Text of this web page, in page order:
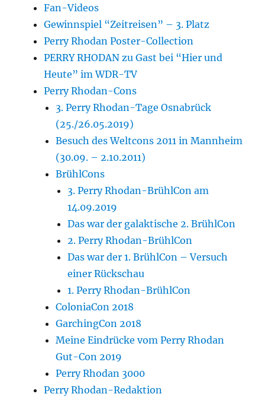
Fan-Videos
Gewinnspiel “Zeitreisen” – 3. Platz
Perry Rhodan Poster-Collection
PERRY RHODAN zu Gast bei “Hier und
Heute” im WDR-TV
Perry Rhodan-Cons
3. Perry Rhodan-Tage Osnabrück
(25./26.05.2019)
Besuch des Weltcons 2011 in Mannheim
(30.09. – 2.10.2011)
BrühlCons
3. Perry Rhodan-BrühlCon am
14.09.2019
Das war der galaktische 2. BrühlCon
2. Perry Rhodan-BrühlCon
Das war der 1. BrühlCon – Versuch
einer Rückschau
1. Perry Rhodan-BrühlCon
ColoniaCon 2018
GarchingCon 2018
Meine Eindrücke vom Perry Rhodan
Gut-Con 2019
Perry Rhodan 3000
Perry Rhodan-Redaktion